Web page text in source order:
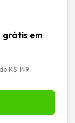
grátis em
R$ 149